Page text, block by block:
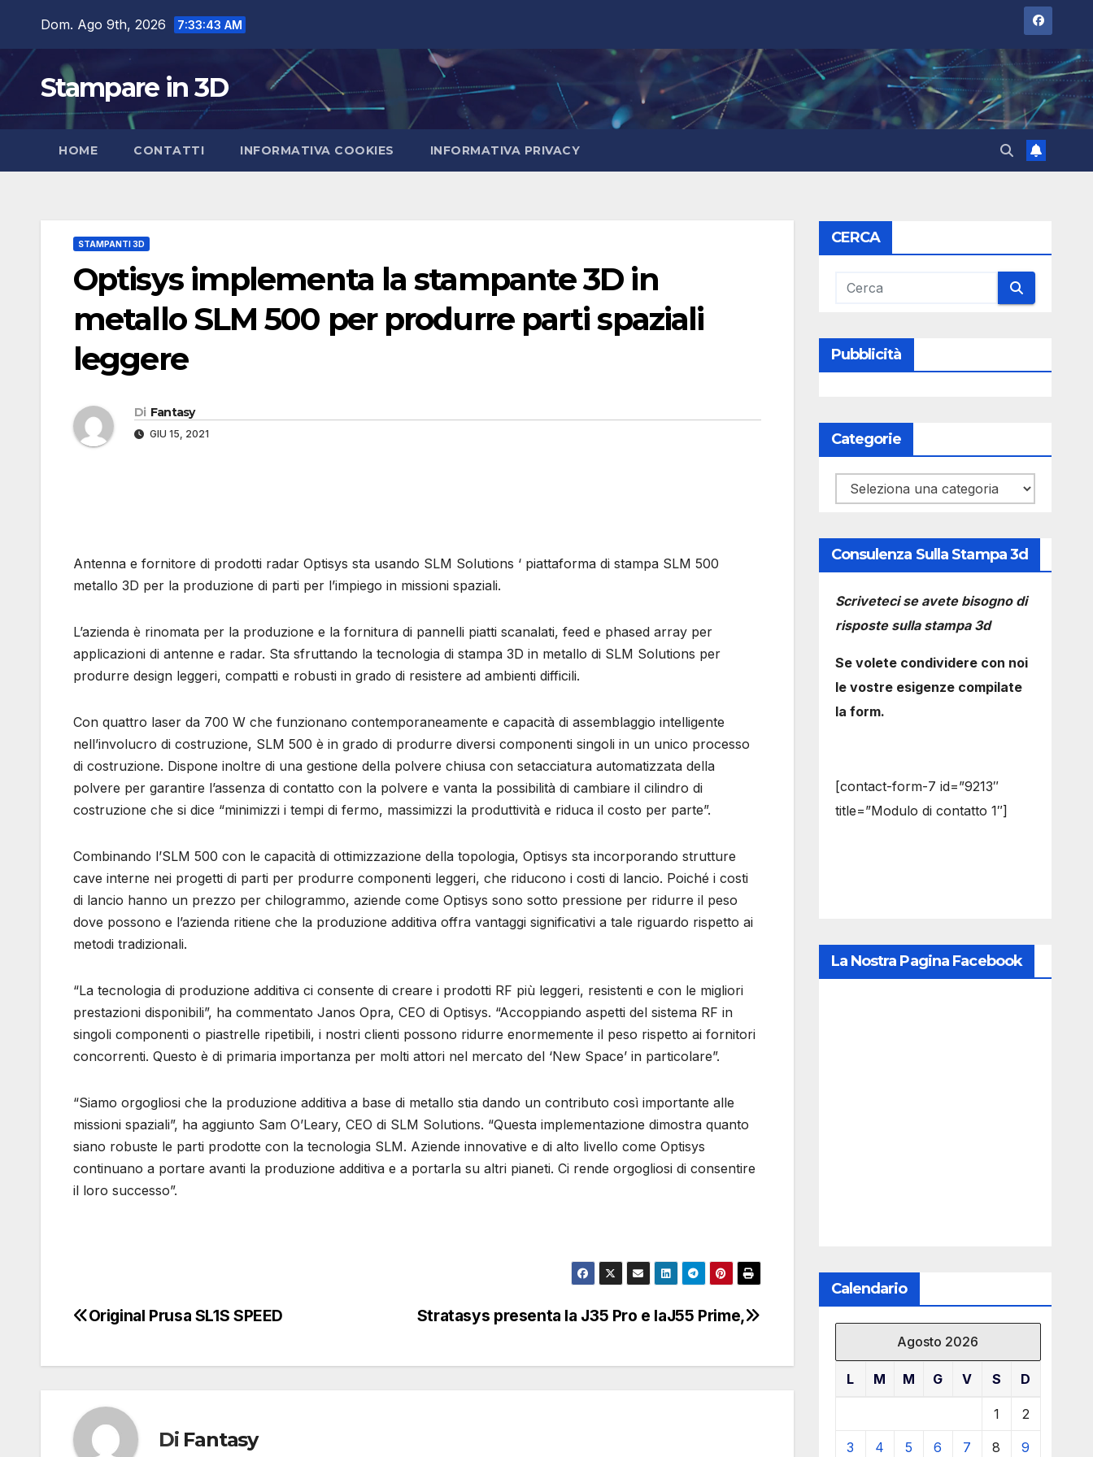
contenuto
Dom. Ago 9th, 2026 7:33:44 AM
Stampare in 3D
HOME CONTATTI INFORMATIVA COOKIES INFORMATIVA PRIVACY
STAMPANTI 3D
Optisys implementa la stampante 3D in
metallo SLM 500 per produrre parti spaziali
leggere
Di Fantasy
GIU 15, 2021
Antenna e fornitore di prodotti radar Optisys sta usando SLM Solutions ‘ piattaforma di stampa SLM 500
metallo 3D per la produzione di parti per l’impiego in missioni spaziali.
L’azienda è rinomata per la produzione e la fornitura di pannelli piatti scanalati, feed e phased array per
applicazioni di antenne e radar. Sta sfruttando la tecnologia di stampa 3D in metallo di SLM Solutions per
produrre design leggeri, compatti e robusti in grado di resistere ad ambienti difficili.
Con quattro laser da 700 W che funzionano contemporaneamente e capacità di assemblaggio intelligente
nell’involucro di costruzione, SLM 500 è in grado di produrre diversi componenti singoli in un unico processo
di costruzione. Dispone inoltre di una gestione della polvere chiusa con setacciatura automatizzata della
polvere per garantire l’assenza di contatto con la polvere e vanta la possibilità di cambiare il cilindro di
costruzione che si dice “minimizzi i tempi di fermo, massimizzi la produttività e riduca il costo per parte”.
Combinando l’SLM 500 con le capacità di ottimizzazione della topologia, Optisys sta incorporando strutture
cave interne nei progetti di parti per produrre componenti leggeri, che riducono i costi di lancio. Poiché i costi
di lancio hanno un prezzo per chilogrammo, aziende come Optisys sono sotto pressione per ridurre il peso
dove possono e l’azienda ritiene che la produzione additiva offra vantaggi significativi a tale riguardo rispetto ai
metodi tradizionali.
“La tecnologia di produzione additiva ci consente di creare i prodotti RF più leggeri, resistenti e con le migliori
prestazioni disponibili”, ha commentato Janos Opra, CEO di Optisys. “Accoppiando aspetti del sistema RF in
singoli componenti o piastrelle ripetibili, i nostri clienti possono ridurre enormemente il peso rispetto ai fornitori
concorrenti. Questo è di primaria importanza per molti attori nel mercato del ‘New Space’ in particolare”.
“Siamo orgogliosi che la produzione additiva a base di metallo stia dando un contributo così importante alle
missioni spaziali”, ha aggiunto Sam O’Leary, CEO di SLM Solutions. “Questa implementazione dimostra quanto
siano robuste le parti prodotte con la tecnologia SLM. Aziende innovative e di alto livello come Optisys
continuano a portare avanti la produzione additiva e a portarla su altri pianeti. Ci rende orgogliosi di consentire
il loro successo”.
Navigazione
Stratasys presenta la J35 Pro e laJ55 Prime,
Original Prusa SL1S SPEED
Di Fantasy
CERCA
Pubblicità
Categorie
Categorie
Consulenza Sulla Stampa 3d
Scriveteci se avete bisogno di
risposte sulla stampa 3d
Se volete condividere con noi
le vostre esigenze compilate
la form.
[contact-form-7 id=”9213″
title=”Modulo di contatto 1″]
La Nostra Pagina Facebook
Calendario
Agosto 2026
L M M G V S D
1 2
3 4 5 6 7 8 9